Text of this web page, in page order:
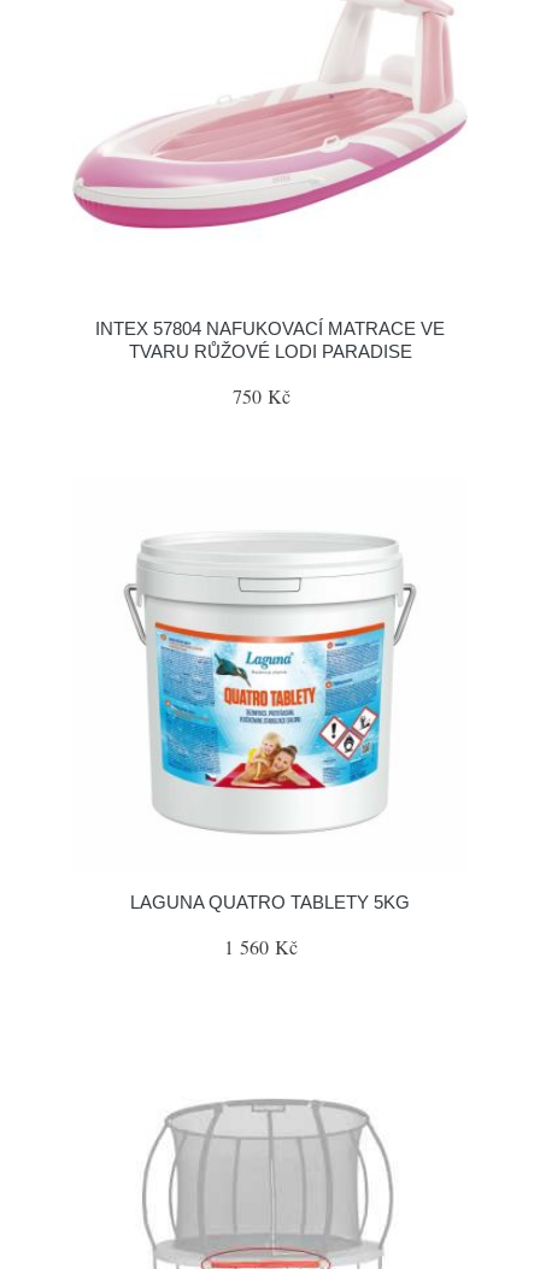
INTEX 57804 NAFUKOVACÍ MATRACE VE
TVARU RŮŽOVÉ LODI PARADISE
750 Kč
LAGUNA QUATRO TABLETY 5KG
1 560 Kč